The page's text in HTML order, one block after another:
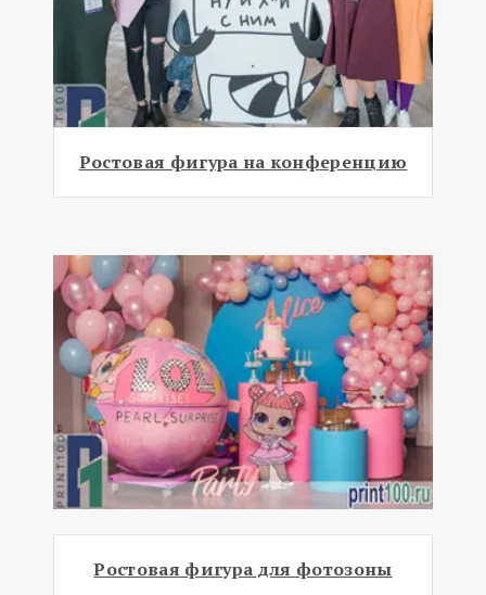
Ростовая фигура на конференцию
Ростовая фигура для фотозоны